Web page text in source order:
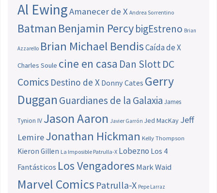
Al EwingAmanecer de X Andrea Sorrentino
Batman Benjamin PercybigEstreno Brian
Azzarello Brian Michael BendisCaída de X
Charles Soule cine en casa Dan SlottDC
Comics Destino de X Donny Cates Gerry
Duggan Guardianes de la Galaxia James
Tynion IV Jason Aaron Javier Garrón Jed MacKay Jeff
LemireJonathan Hickman Kelly Thompson
Kieron Gillen La Imposible Patrulla-X Lobezno Los 4
Fantásticos Los Vengadores Mark Waid
Marvel Comics Patrulla-X Pepe Larraz